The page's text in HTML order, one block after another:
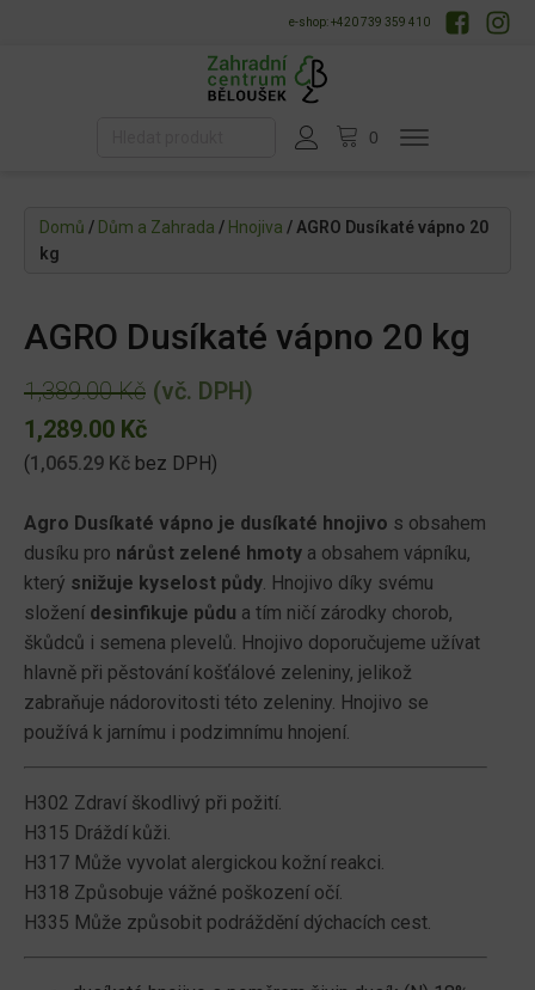
e-shop: +420 739 359 410
Domů / Dům a Zahrada / Hnojiva / AGRO Dusíkaté vápno 20
kg
AGRO Dusíkaté vápno 20 kg
1,389.00Kč
Původní
cena
1,389.00 Kč.
1,289.00 KčAktuální
cena
1,289.00 Kč.
(vč. DPH)
(1,065.29 Kč bez DPH)
Agro Dusíkaté vápno je dusíkaté hnojivo s obsahem
dusíku pro nárůst zelené hmoty a obsahem vápníku,
který snižuje kyselost půdy. Hnojivo díky svému
složení desinfikuje půdu a tím ničí zárodky chorob,
škůdců i semena plevelů. Hnojivo doporučujeme užívat
hlavně při pěstování košťálové zeleniny, jelikož
zabraňuje nádorovitosti této zeleniny. Hnojivo se
používá k jarnímu i podzimnímu hnojení.
H302 Zdraví škodlivý při požití.
H315 Dráždí kůži.
H317 Může vyvolat alergickou kožní reakci.
H318 Způsobuje vážné poškození očí.
H335 Může způsobit podráždění dýchacích cest.